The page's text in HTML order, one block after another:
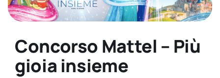
Concorso Mattel – Più
gioia insieme